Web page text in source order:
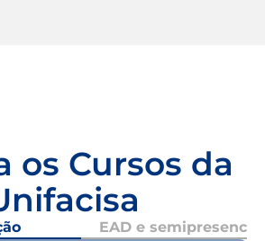
os Cursos da
EAD e semipresencial